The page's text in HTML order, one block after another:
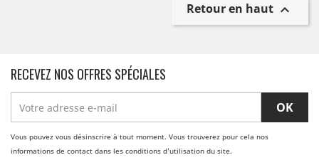
Retour en haut 
RECEVEZ NOS OFFRES SPÉCIALES
Vous pouvez vous désinscrire à tout moment. Vous trouverez pour cela nos
informations de contact dans les conditions d'utilisation du site.